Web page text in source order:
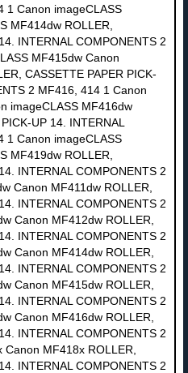
1 Canon imageCLASS
MF414dw ROLLER,
INTERNAL COMPONENTS 2
MF415dw Canon
CASSETTE PAPER PICK-
2 MF416, 414 1 Canon
imageCLASS MF416dw
UP 14. INTERNAL
1 Canon imageCLASS
MF419dw ROLLER,
INTERNAL COMPONENTS 2
Canon MF411dw ROLLER,
INTERNAL COMPONENTS 2
Canon MF412dw ROLLER,
INTERNAL COMPONENTS 2
Canon MF414dw ROLLER,
INTERNAL COMPONENTS 2
Canon MF415dw ROLLER,
INTERNAL COMPONENTS 2
Canon MF416dw ROLLER,
INTERNAL COMPONENTS 2
MF418x ROLLER,
INTERNAL COMPONENTS 2